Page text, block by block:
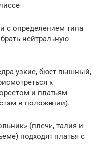
с определением типа
нейтральную
узкие, бюст пышный,
к
и платьям
в положении).
(плечи, талия и
подходят платья с